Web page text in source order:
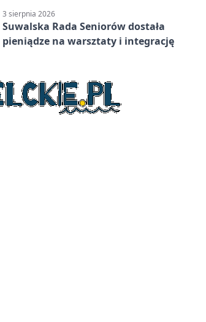
3 sierpnia 2026
Suwalska Rada Seniorów dostała
pieniądze na warsztaty i integrację